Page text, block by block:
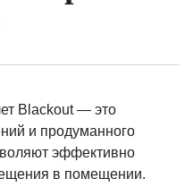
Blackout — это
и продуманного
эффективно
в помещении.